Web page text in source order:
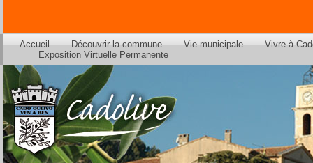
Accueil Découvrir la commune Vie municipale
Vivre à
Exposition Virtuelle Permanente